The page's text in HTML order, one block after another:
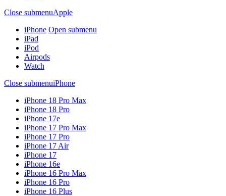
Close submenuApple
iPhone Open submenu
iPad
iPod
Airpods
Watch
Close submenuiPhone
iPhone 18 Pro Max
iPhone 18 Pro
iPhone 17e
iPhone 17 Pro Max
iPhone 17 Pro
iPhone 17 Air
iPhone 17
iPhone 16e
iPhone 16 Pro Max
iPhone 16 Pro
iPhone 16 Plus